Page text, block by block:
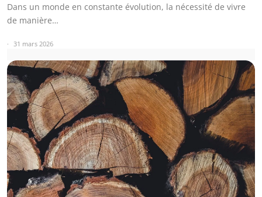
Dans un monde en constante évolution, la nécessité de vivre
de manière…
31 mars 2026